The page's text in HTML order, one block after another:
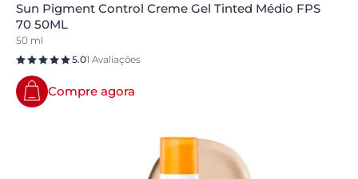
Sun Pigment Control Creme Gel Tinted Médio FPS
70 50ML
50 ml
5.01 Avaliações
Compre agora